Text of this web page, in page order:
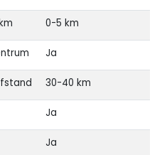
0-5 km
Ja
30-40 km
Ja
Ja